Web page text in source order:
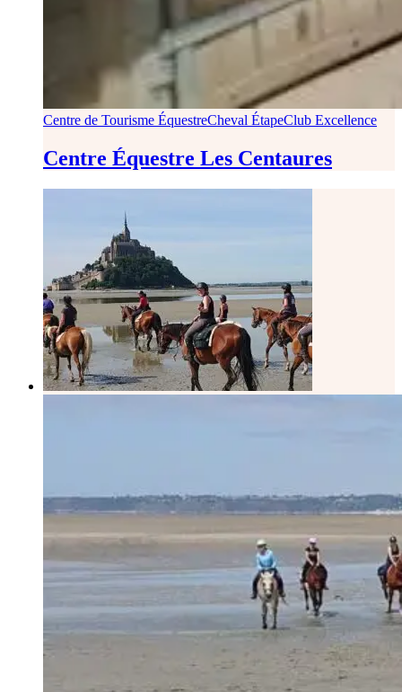
Centre de Tourisme ÉquestreCheval ÉtapeClub Excellence
Centre Équestre Les Centaures